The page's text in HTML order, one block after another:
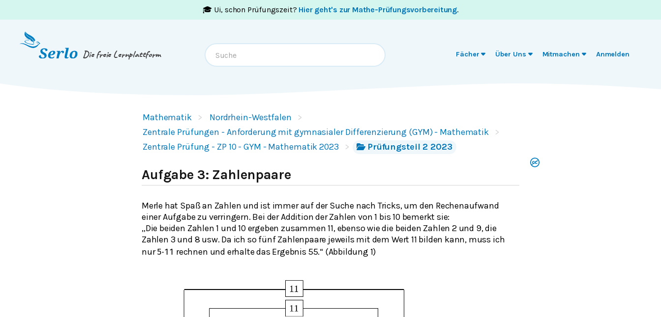
🎓 Ui, schon Prüfungszeit? Hier geht's zur Mathe-Prüfungsvorbereitung.
Die freie Lernplattform Fächer Über Uns Mitmachen Anmelden
Mathematik
Nordrhein-Westfalen
Zentrale Prüfungen - Anforderung mit gymnasialer Differenzierung (GYM) - Mathematik
Zentrale Prüfung - ZP 10 - GYM - Mathematik 2023
Prüfungsteil 2 2023
Aufgabe 3: Zahlenpaare
Merle hat Spaß an Zahlen und ist immer auf der Suche nach Tricks, um den Rechenaufwand
einer Aufgabe zu verringern. Bei der Addition der Zahlen von 1 bis 10 bemerkt sie:
„Die beiden Zahlen 1 und 10 ergeben zusammen 11, ebenso wie die beiden Zahlen 2 und 9, die
Zahlen 3 und 8 usw. Da ich so fünf Zahlenpaare jeweils mit dem Wert 11 bilden kann, muss ich
nur5⋅11 rechnen und erhalte das Ergebnis 55.“ (Abbildung 1)